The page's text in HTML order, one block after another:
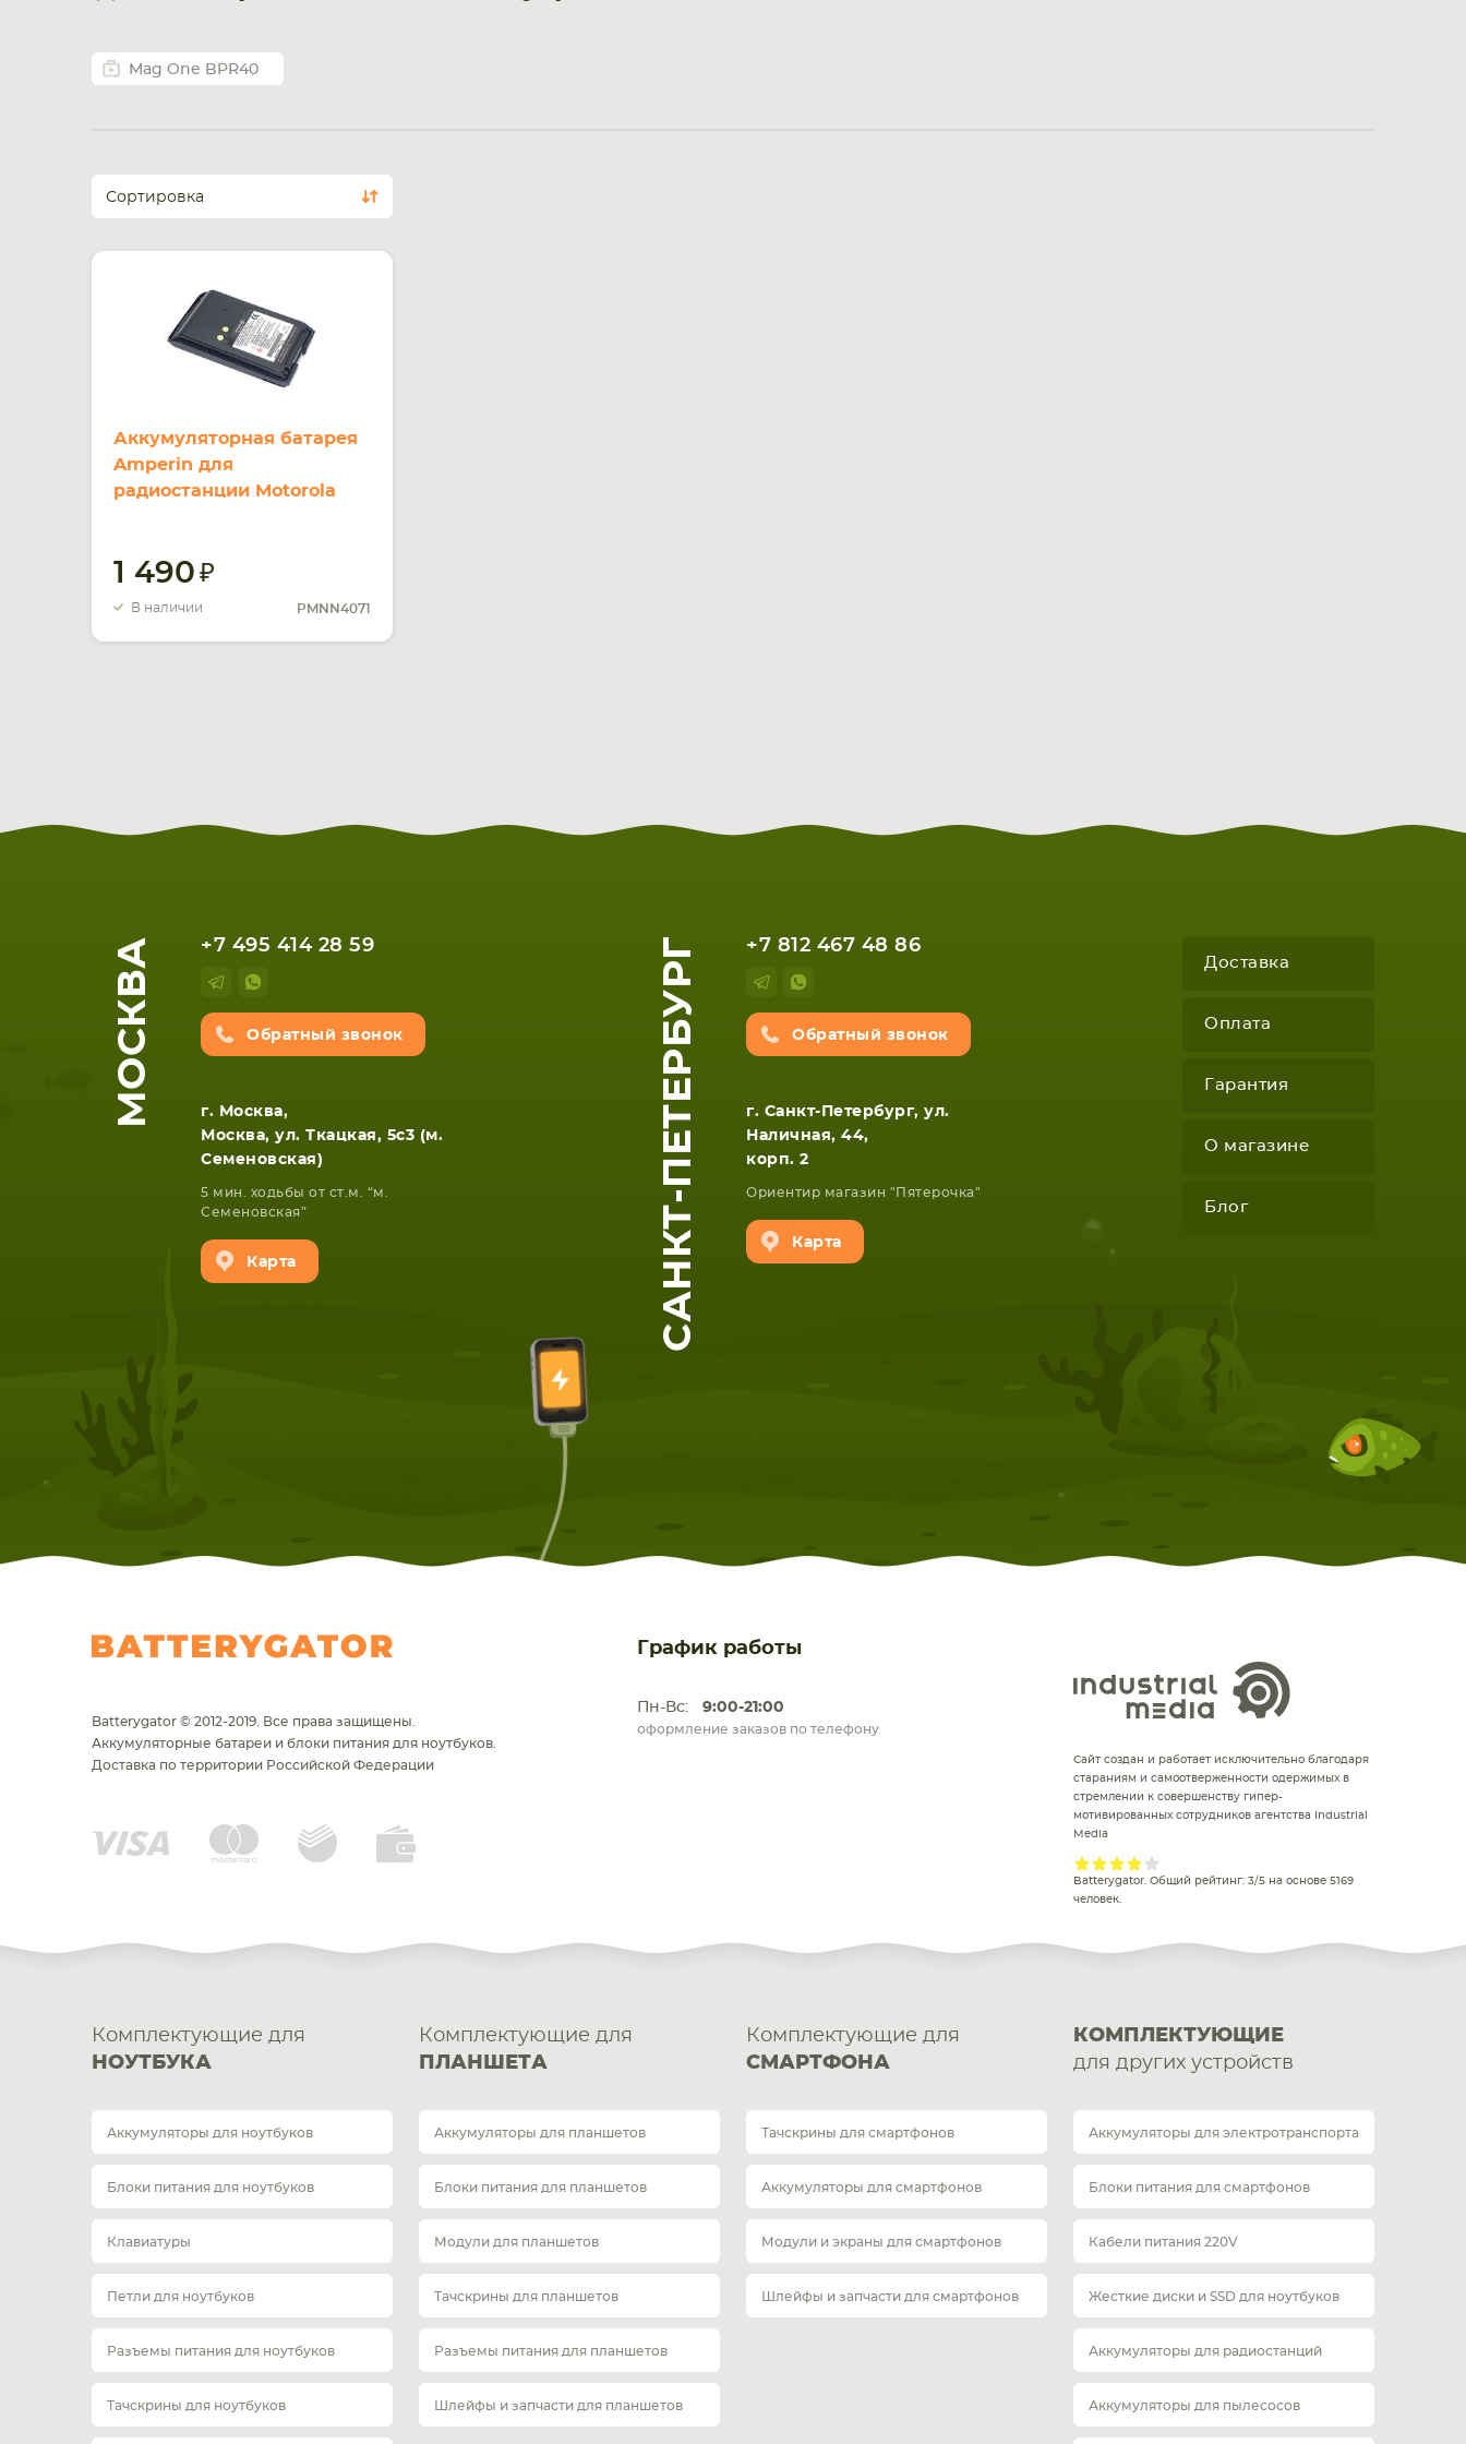
НОУТБУКА
Mag One BPR40
Сортировка
Аккумуляторная батарея
Amperin для
радиостанции Motorola
1 490
В наличии PMNN4071
МОСКВА +7 495 414 28 59
Обратный звонок
г. Москва,
Москва, ул. Ткацкая, 5с3 (м.
Семеновская)
5 мин. ходьбы от ст.м. “м.
Семеновская”
Карта САНКТ-ПЕТЕРБУРГ +7 812 467 48 86
Обратный звонок
г. Санкт-Петербург, ул.
Наличная, 44,
корп. 2
Ориентир магазин "Пятерочка"
Карта
Доставка
Оплата
Гарантия
О магазине
Блог
График работы
Пн-Вс: 9:00-21:00
оформление заказов по телефону
Batterygator © 2012-2019. Все права защищены.
Аккумуляторные батареи и блоки питания для ноутбуков.
Доставка по территории Российской Федерации
Сайт создан и работает исключительно благодаря
стараниям и самоотверженности одержимых в
стремлении к совершенству гипер-
мотивированных сотрудников агентства Industrial
Media
Batterygator. Общий рейтинг: 3/5 на основе 5169
человек.
Комплектующие для
НОУТБУКА
Аккумуляторы для ноутбуков
Блоки питания для ноутбуков
Клавиатуры
Петли для ноутбуков
Разъемы питания для ноутбуков
Тачскрины для ноутбуков
Комплектующие для
ПЛАНШЕТА
Аккумуляторы для планшетов
Блоки питания для планшетов
Модули для планшетов
Тачскрины для планшетов
Разъемы питания для планшетов
Шлейфы и запчасти для планшетов
Комплектующие для
СМАРТФОНА
Тачскрины для смартфонов
Аккумуляторы для смартфонов
Модули и экраны для смартфонов
Шлейфы и запчасти для смартфонов
КОМПЛЕКТУЮЩИЕ
для других устройств
Аккумуляторы для электротранспорта
Блоки питания для смартфонов
Кабели питания 220V
Жесткие диски и SSD для ноутбуков
Аккумуляторы для радиостанций
Аккумуляторы для пылесосов